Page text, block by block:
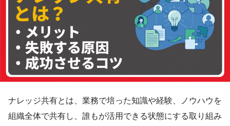
ナレッジ共有とは、業務で培った知識や経験、ノウハウを
組織全体で共有し、誰もが活用できる状態にする取り組み